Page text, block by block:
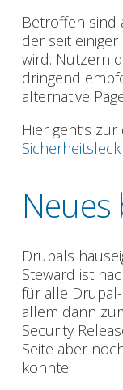
Betroffen sind
der seit
wird. Nutzern
dringend
alternative
Hier geht’s
Drupals
Steward ist
für alle
allem dann
Security
Seite aber
konnte.